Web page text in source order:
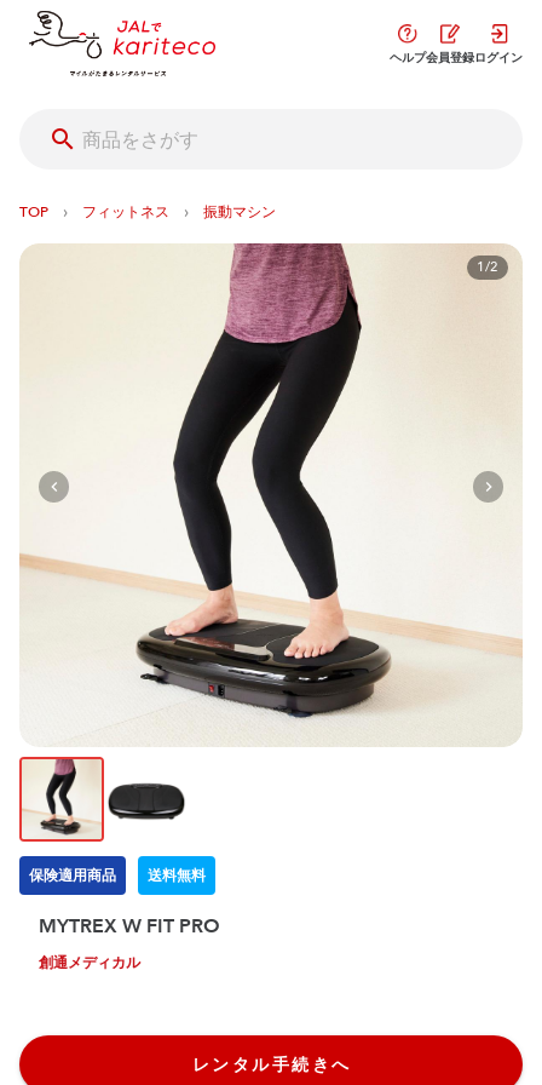
ヘルプ会員登録ログイン
TOP › フィットネス › 振動マシン
1/2
保険適用商品 送料無料
MYTREX W FIT PRO
創通メディカル
レンタル手続きへ